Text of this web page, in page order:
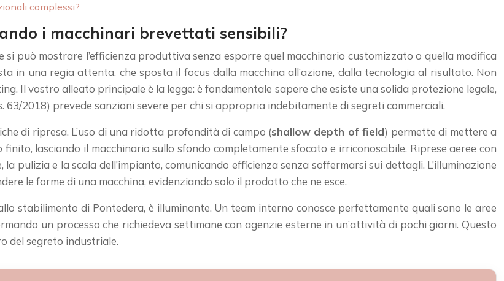
complessi?
i macchinari brevettati sensibili?
si può mostrare l’efficienza produttiva senza esporre quel macchinario customizzato o quella modifica
in una regia attenta, che sposta il focus dalla macchina all’azione, dalla tecnologia al risultato. Non
Il vostro alleato principale è la legge: è fondamentale sapere che esiste una solida protezione legale,
63/2018) prevede sanzioni severe per chi si appropria indebitamente di segreti commerciali.
di ripresa. L’uso di una ridotta profondità di campo (shallow depth of field) permette di mettere a
lasciando il macchinario sullo sfondo completamente sfocato e irriconoscibile. Riprese aeree con
pulizia e la scala dell’impianto, comunicando efficienza senza soffermarsi sui dettagli. L’illuminazione
le forme di una macchina, evidenziando solo il prodotto che ne esce.
stabilimento di Pontedera, è illuminante. Un team interno conosce perfettamente quali sono le aree
un processo che richiedeva settimane con agenzie esterne in un’attività di pochi giorni. Questo
del segreto industriale.